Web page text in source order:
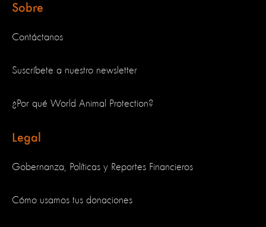
Sobre
Contáctanos
Suscríbete a nuestro newsletter
¿Por qué World Animal Protection?
Legal
Gobernanza, Políticas y Reportes Financieros
Cómo usamos tus donaciones